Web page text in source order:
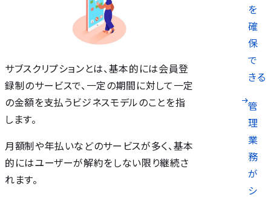
を
確
保
で
きる
管
理
業
務
が
シ
サブスクリプションとは、基本的には会員登
録制のサービスで、一定の期間に対して一定
の金額を支払うビジネスモデルのことを指
します。
月額制や年払いなどのサービスが多く、基本
的にはユーザーが解約をしない限り継続さ
れます。